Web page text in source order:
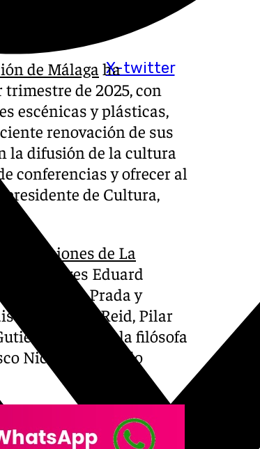
X-twitter
de Málaga ha
trimestre de 2025, con
escénicas y plásticas,
renovación de sus
la difusión de la cultura
conferencias y ofrecer al
de Cultura,
instalaciones de La
los actores Eduard
Manuel de Prada y
Michael Reid, Pilar
Aragón, la filósofa
Nicolás Redondo